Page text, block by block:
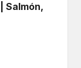
Salmón,